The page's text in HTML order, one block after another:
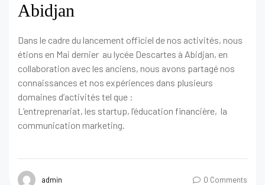
Abidjan
Dans le cadre du lancement officiel de nos activités, nous
étions en Mai dernier au lycée Descartes à Abidjan, en
collaboration avec les anciens, nous avons partagé nos
connaissances et nos expériences dans plusieurs
domaines d’activités tel que :
L’entreprenariat, les startup, l’éducation financière, la
communication marketing.
admin 0 Comments